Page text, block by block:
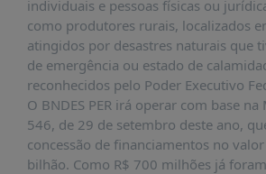
DADOS
FRENTE
PARLAMENTAR
SOBRE
A
FRENTE
individuais e pessoas físicas ou
como produtores rurais, localizados
atingidos por desastres naturais que
de emergência ou estado de
reconhecidos pelo Poder Executivo
O BNDES PER irá operar com base
546, de 29 de setembro deste ano,
concessão de financiamentos no
bilhão. Como R$ 700 milhões já